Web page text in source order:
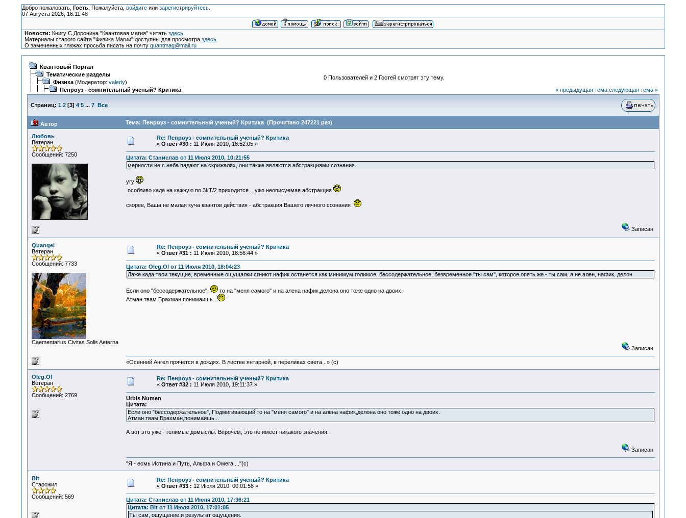
Добро пожаловать, Гость. Пожалуйста, войдитеили зарегистрируйтесь.
07 Августа 2026, 16:11:48
Новости: Книгу С.Доронина "Квантовая магия" читатьздесь
Материалы старого сайта "Физика Магии" доступны для просмотраздесь
О замеченных глюках просьба писать на почтуquantmag@mail.ru
Квантовый Портал
Тематические разделы
Физика(Модератор: valeriy)
Пенроуз - сомнительный ученый? Критика
0 Пользователей и 2 Гостей смотрят эту тему.
« предыдущая тема следующая тема »
Страниц: 1 2[3] 4 5 ... 7 Все
Автор Тема: Пенроуз - сомнительный ученый? Критика (Прочитано 247221 раз)
Любовь
Ветеран
Сообщений: 7250
Re: Пенроуз - сомнительный ученый? Критика
« Ответ #30 : 11 Июля 2010, 18:52:05 »
Цитата: Станислав от 11 Июля 2010, 10:21:55
мерности не с неба падают на скрижалях, они также являются абстракциями сознания.
угу
особливо када на кажную по 3kT/2 приходится... ужо неописуемая абстракция
скорее, Ваша не малая куча квантов действия - абстракция Вашего личного сознания
Записан
Quangel
Ветеран
Сообщений: 7733
Сaementarius Civitas Solis Aeterna
Re: Пенроуз - сомнительный ученый? Критика
« Ответ #31 : 11 Июля 2010, 18:56:44 »
Цитата: Oleg.Ol от 11 Июля 2010, 18:04:23
Даже када твои текущие, временные ощущалки сгниют нафик останется как минимум голимое, бессодержательное, безвременное "ты сам", которое опять же - ты сам, а не ален, нафик, делон
Если оно "бессодержательное",
то на "меня самого" и на алена нафик,делона оно тоже одно на двоих.
Атман твам Брахман,понимаишь...
Записан
«Осенний Ангел прячется в дождях. В листве янтарной, в переливах света...» (c)
Oleg.Ol
Ветеран
Сообщений: 2769
Re: Пенроуз - сомнительный ученый? Критика
« Ответ #32 : 11 Июля 2010, 19:11:37 »
Urbis Numen
Цитата:
Если оно "бессодержательное", Подмигивающий то на "меня самого" и на алена нафик,делона оно тоже одно на двоих.
Атман твам Брахман,понимаишь...
А вот это уже - голимые домыслы. Впрочем, это не имеет никакого значения.
Записан
"Я - есмь Истина и Путь, Альфа и Омега ..."(с)
Bit
Старожил
Сообщений: 569
Re: Пенроуз - сомнительный ученый? Критика
« Ответ #33 : 12 Июля 2010, 00:01:58 »
Цитата: Станислав от 11 Июля 2010, 17:36:21
Цитата: Bit от 11 Июля 2010, 17:01:05
Ты сам, ощущение и результат ощущения.